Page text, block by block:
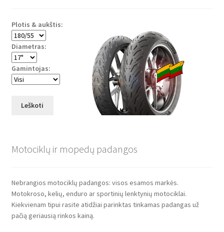
Plotis & aukštis:
Diametras:
Gamintojas:
Leškoti
Motociklų ir mopedų padangos
Nebrangios motociklų padangos: visos esamos markės.
Motokroso, kelių, enduro ar sportinių lenktynių motociklai.
Kiekvienam tipui rasite atidžiai parinktas tinkamas padangas už
pačią geriausią rinkos kainą.